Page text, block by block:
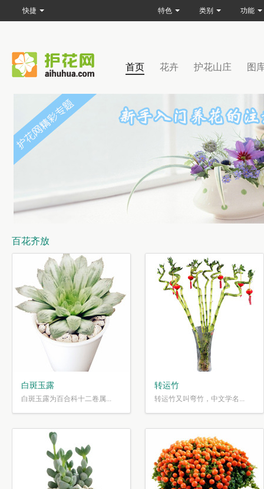
首页 花卉 护花山庄 图
百花齐放
白斑玉露
白斑玉露为百合科十二卷属...
转运竹
转运竹又叫弯竹，中文学名...
快捷 特色 类别 功能